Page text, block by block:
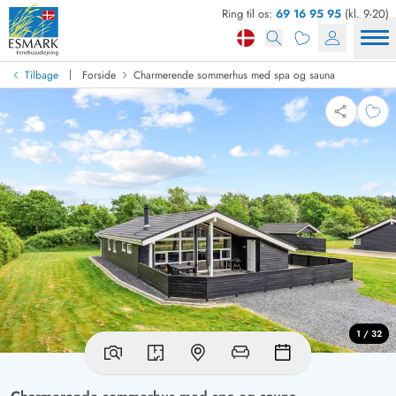
Ring til os: 69 16 95 95 (kl. 9-20)
Tilbage | Forside Charmerende sommerhus med spa og sauna
1 / 32